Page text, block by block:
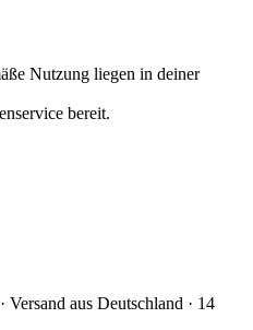
Nutzung liegen in deiner
bereit.
Versand aus Deutschland · 14